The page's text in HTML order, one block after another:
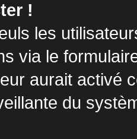
!
les
via le
aurait activé
du